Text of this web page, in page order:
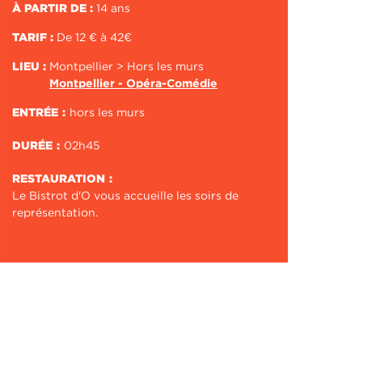
À PARTIR DE : 14 ans
TARIF : De 12 € à 42€
LIEU : Montpellier > Hors les murs
Montpellier - Opéra-Comédie
ENTRÉE hors les murs
DURÉE 02h45
RESTAURATION
Le Bistrot d'O vous accueille les soirs de
représentation.